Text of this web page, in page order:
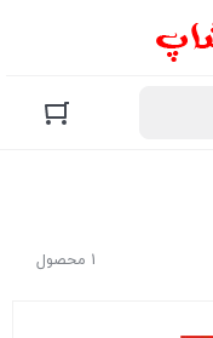
1 محصول